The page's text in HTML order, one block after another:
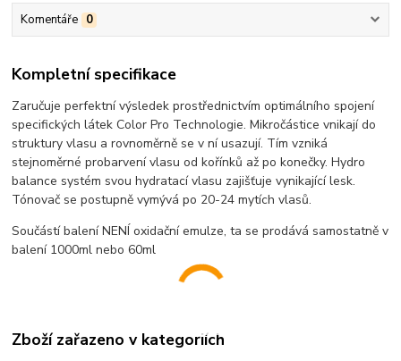
Komentáře 0
Kompletní specifikace
Zaručuje perfektní výsledek prostřednictvím optimálního spojení
specifických látek Color Pro Technologie. Mikročástice vnikají do
struktury vlasu a rovnoměrně se v ní usazují. Tím vzniká
stejnoměrné probarvení vlasu od kořínků až po konečky. Hydro
balance systém svou hydratací vlasu zajišťuje vynikající lesk.
Tónovač se postupně vymývá po 20-24 mytích vlasů.
Součástí balení NENÍ oxidační emulze, ta se prodává samostatně v
balení 1000ml nebo 60ml
Zboží zařazeno v kategoriích